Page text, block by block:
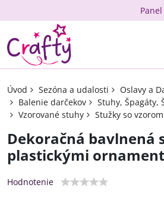
Úvod Sezóna a udalosti
Oslavy a
Balenie darčekov
Stuhy, Špagáty,
Vzorované stuhy
Stužky so
Dekoračná bavlnená
plastickými
Hodnotenie